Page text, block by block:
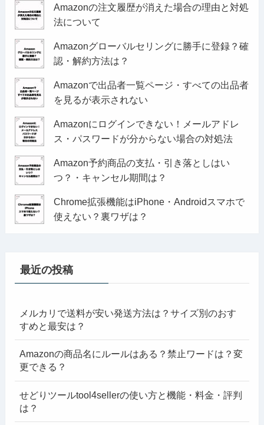
Amazonの注文履歴が消えた場合の理由と対処
法について
Amazonグローバルセリングに勝手に登録？確
認・解約方法は？
Amazonで出品者一覧ページ・すべての出品者
を見るが表示されない
Amazonにログインできない！メールアドレ
ス・パスワードが分からない場合の対処法
Amazon予約商品の支払・引き落としはい
つ？・キャンセル期間は？
Chrome拡張機能はiPhone・Androidスマホで
使えない？裏ワザは？
最近の投稿
メルカリで送料が安い発送方法は？サイズ別のおす
すめと最安は？
Amazonの商品名にルールはある？禁止ワードは？変
更できる？
せどりツールtool4sellerの使い方と機能・料金・評判
は？